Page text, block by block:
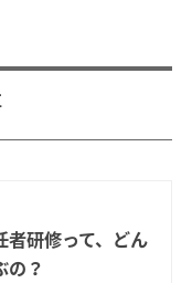
者研修って、どん
の？